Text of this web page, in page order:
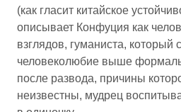
(как гласит китайское
описывает Конфуция как
взглядов, гуманиста, который
человеколюбие выше
после развода, причины
неизвестны, мудрец